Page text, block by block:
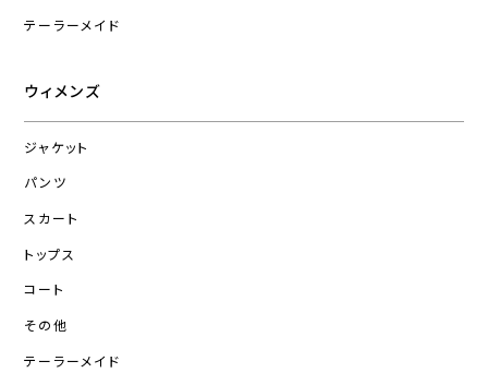
テーラーメイド
ウィメンズ
ジャケット
パンツ
スカート
トップス
コート
その他
テーラーメイド